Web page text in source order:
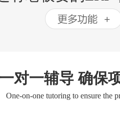
一对一辅导 确保
One-on-one tutoring to ensure the